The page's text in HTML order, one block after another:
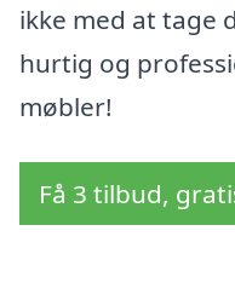
ikke med at tage
hurtig og
møbler!
Få 3 tilbud,